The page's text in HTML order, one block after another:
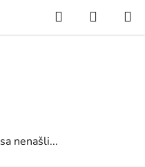
Hľadať
KOŠÍK
sa nenašli...